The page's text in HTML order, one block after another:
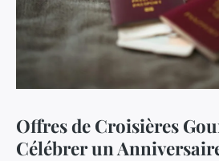
Offres de Croisières
Célébrer un